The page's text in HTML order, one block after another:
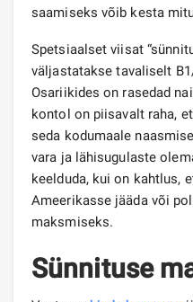
saamiseks võib kesta
Spetsiaalset viisat
väljastatakse tavaliselt
Osariikides on rasedad
kontol on piisavalt raha,
seda kodumaale
vara ja lähisugulaste
keelduda, kui on kahtlus,
Ameerikasse jääda või
maksmiseks.
Sünnituse